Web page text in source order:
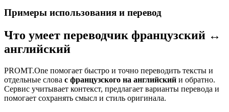
Примеры использования и перевод
Что умеет переводчик французский ↔
английский
PROMT.One помогает быстро и точно переводить тексты и
отдельные слова с французского на английский и обратно.
Сервис учитывает контекст, предлагает варианты перевода и
помогает сохранять смысл и стиль оригинала.